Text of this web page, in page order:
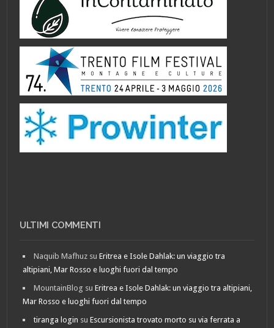
ULTIMI COMMENTI
Naquib Mafhuz suEritrea e Isole Dahlak: un viaggio tra
altipiani, Mar Rosso e luoghi fuori dal tempo
MountainBlog suEritrea e Isole Dahlak: un viaggio tra altipiani,
Mar Rosso e luoghi fuori dal tempo
tiranga login suEscursionista trovato morto su via ferrata a